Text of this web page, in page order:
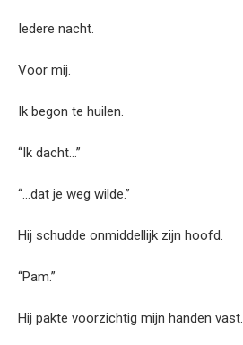
Iedere nacht.
Voor mij.
Ik begon te huilen.
“Ik dacht…”
“…dat je weg wilde.”
Hij schudde onmiddellijk zijn hoofd.
“Pam.”
Hij pakte voorzichtig mijn handen vast.